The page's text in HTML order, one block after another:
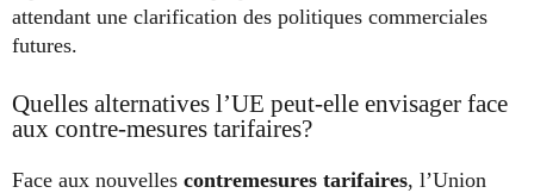
attendant une clarification des politiques commerciales
futures.
Quelles alternatives l’UE peut-elle envisager face
aux contre-mesures tarifaires?
Face aux nouvelles contremesures tarifaires, l’Union